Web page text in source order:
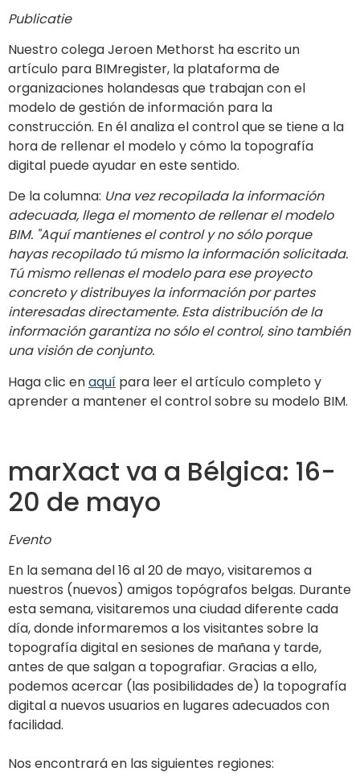
Publicatie
Nuestro colega Jeroen Methorst ha escrito un
artículo para BIMregister, la plataforma de
organizaciones holandesas que trabajan con el
modelo de gestión de información para la
construcción. En él analiza el control que se tiene a la
hora de rellenar el modelo y cómo la topografía
digital puede ayudar en este sentido.
De la columna: Una vez recopilada la información
adecuada, llega el momento de rellenar el modelo
BIM. "Aquí mantienes el control y no sólo porque
hayas recopilado tú mismo la información solicitada.
Tú mismo rellenas el modelo para ese proyecto
concreto y distribuyes la información por partes
interesadas directamente. Esta distribución de la
información garantiza no sólo el control, sino también
una visión de conjunto.
Haga clic enaquí para leer el artículo completo y
aprender a mantener el control sobre su modelo BIM.
marXact va a Bélgica: 16-
20 de mayo
Evento
En la semana del 16 al 20 de mayo, visitaremos a
nuestros (nuevos) amigos topógrafos belgas. Durante
esta semana, visitaremos una ciudad diferente cada
día, donde informaremos a los visitantes sobre la
topografía digital en sesiones de mañana y tarde,
antes de que salgan a topografiar. Gracias a ello,
podemos acercar (las posibilidades de) la topografía
digital a nuevos usuarios en lugares adecuados con
facilidad.
Nos encontrará en las siguientes regiones: